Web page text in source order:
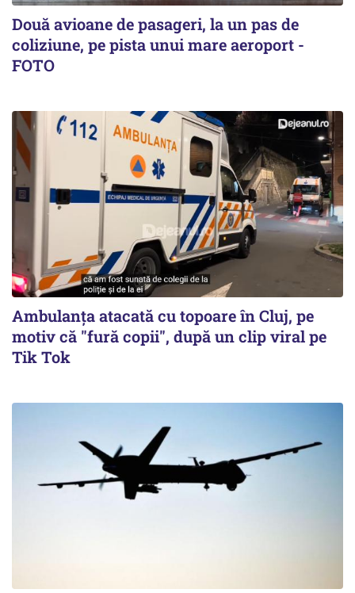
Două avioane de pasageri, la un pas de
coliziune, pe pista unui mare aeroport -
FOTO
Ambulanța atacată cu topoare în Cluj, pe
motiv că "fură copii", după un clip viral pe
Tik Tok